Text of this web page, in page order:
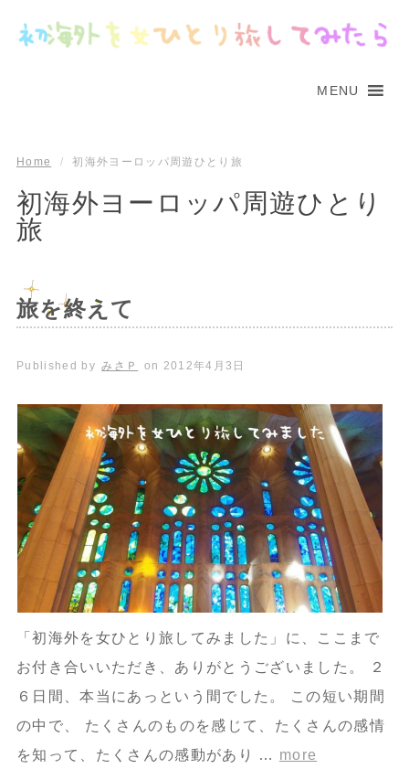
MENU
Home / 初海外ヨーロッパ周遊ひとり旅
初海外ヨーロッパ周遊ひとり
旅
旅を終えて
Published by みさＰ on 2012年4月3日
「初海外を女ひとり旅してみました」に、ここまで
お付き合いいただき、ありがとうございました。 ２
６日間、本当にあっという間でした。 この短い期間
の中で、 たくさんのものを感じて、たくさんの感情
を知って、たくさんの感動があり … more